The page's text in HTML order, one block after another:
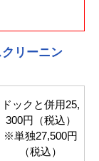
リーニン
ドックと併用25,
300円（税込）
※単独27,500円
（税込）